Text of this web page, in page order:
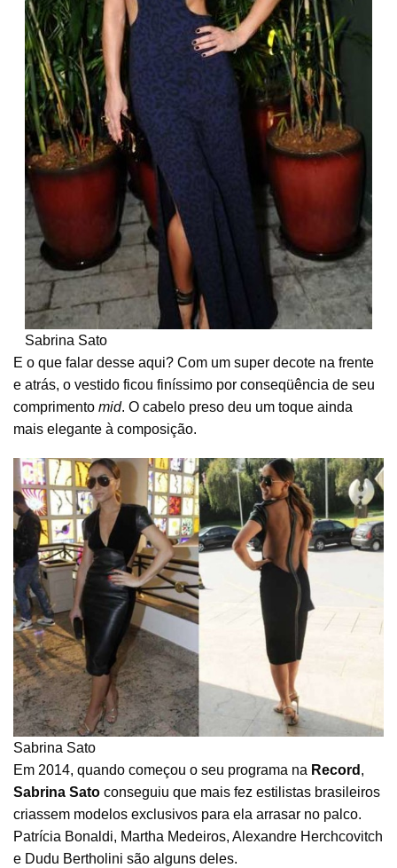
Sabrina Sato
E o que falar desse aqui? Com um super decote na frente
e atrás, o vestido ficou finíssimo por conseqüência de seu
comprimento mid. O cabelo preso deu um toque ainda
mais elegante à composição.
Sabrina Sato
Em 2014, quando começou o seu programa na Record ,
Sabrina Sato conseguiu que mais fez estilistas brasileiros
criassem modelos exclusivos para ela arrasar no palco.
Patrícia Bonaldi, Martha Medeiros, Alexandre Herchcovitch
e Dudu Bertholini são alguns deles.